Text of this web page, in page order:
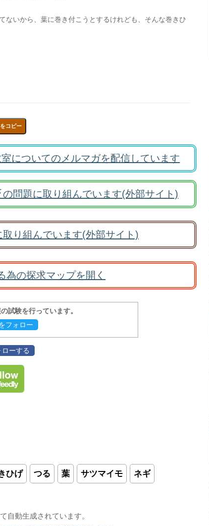
ないから、葉に巻き付こうとするけれども、そんな巻きひ
コピー
についてのメルマガを配信しています
問題に取り組んでいます(外部サイト)
り組んでいます(外部サイト)
為の探求マップを開く
試験を行っています。
フォロー
ーする
ひげ つる 葉 サツマイモ ネギ
自動生成されています。